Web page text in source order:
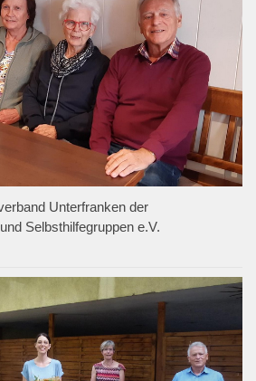
Unterfranken der
Selbsthilfegruppen e.V.